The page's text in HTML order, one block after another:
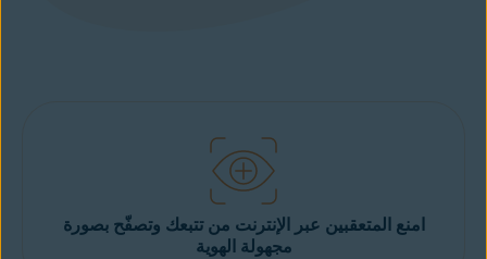
امنع المتعقبين عبر الإنترنت من تتبعك وتصفّح بصورة
مجهولة الهوية